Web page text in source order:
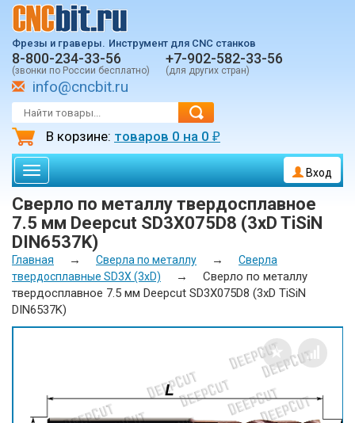
Фрезы и граверы. Инструмент для CNC станков
8-800-234-33-56
(звонки по России бесплатно)
+7-902-582-33-56
(для других стран)
info@cncbit.ru
В корзине: товаров 0 на 0 ₽
Toggle
navigation
Вход
Сверло по металлу твердосплавное
7.5 мм Deepcut SD3X075D8 (3xD TiSiN
DIN6537K)
Главная → Сверла по металлу →
Сверла
твердосплавные SD3X (3xD)
→
Сверло по металлу
твердосплавное 7.5 мм Deepcut SD3X075D8 (3xD TiSiN
DIN6537K)